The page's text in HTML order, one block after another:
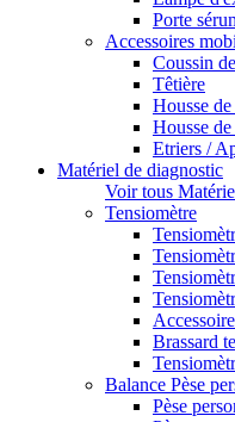
Porte
Accessoires
Coussin
Têtière
Housse
Housse
Etriers /
Matériel de diagnostic
Voir tous
Tensiomètre
Brassard
Balance Pèse
Pèse